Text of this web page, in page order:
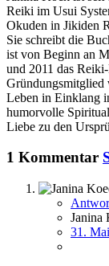
Reiki im Usui
Okuden in Jikiden
Sie schreibt die
ist von Beginn an
und 2011 das
Gründungsmitglied
Leben in Einklang
humorvolle
Liebe zu den
1 Kommentar
Janina
31.